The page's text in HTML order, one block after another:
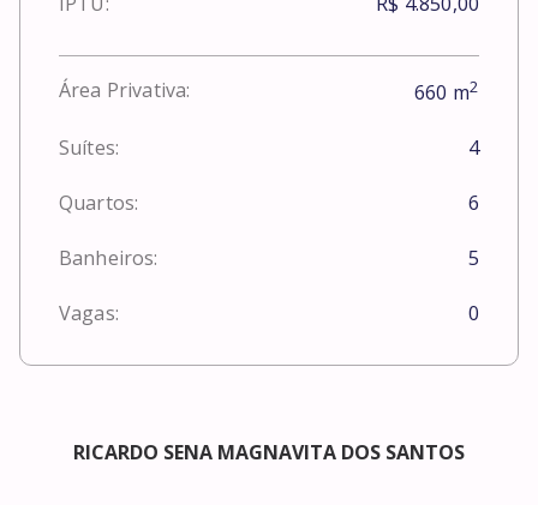
Área Privativa: 660 m2
Suítes: 4
Quartos: 6
Banheiros: 5
Vagas: 0
RICARDO SENA MAGNAVITA DOS SANTOS